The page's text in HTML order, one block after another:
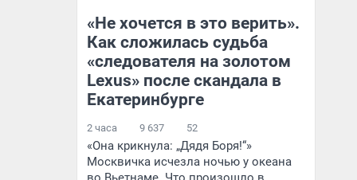
«Не хочется в это верить».
Как сложилась судьба
«следователя на золотом
Lexus» после скандала в
Екатеринбурге
2 часа 9 637 52
«Она крикнула: „Дядя Боря!“»
Москвичка исчезла ночью у океана